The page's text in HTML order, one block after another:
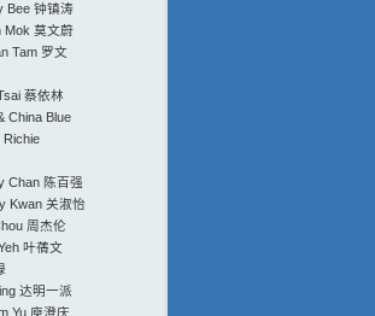
Bee 钟镇涛
Mok 莫文蔚
Tam 罗文
蔡依林
China Blue
Richie
Chan 陈百强
Kwan 关淑怡
周杰伦
叶蒨文
达明一派
Yu 庾澄庆